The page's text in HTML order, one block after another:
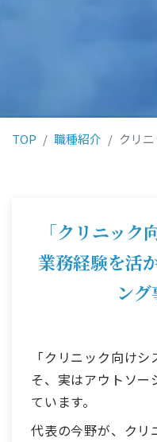
TOP 職種紹介 クリ
「クリニック
業務経験を活
ン
「クリニック向け
そ、実はアウトソー
ています。
代表の今野が、クリ